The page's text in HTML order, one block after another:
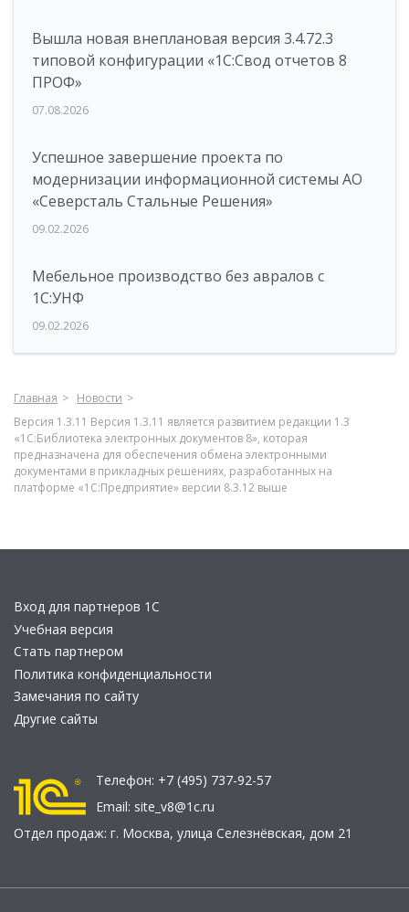
Вышла новая внеплановая версия 3.4.72.3
типовой конфигурации «1C:Свод отчетов 8
ПРОФ»
07.08.2026
Успешное завершение проекта по
модернизации информационной системы АО
«Северсталь Стальные Решения»
09.02.2026
Мебельное производство без авралов с
1С:УНФ
09.02.2026
Главная
Новости
Версия 1.3.11 Версия 1.3.11 является развитием редакции 1.3
«1С:Библиотека электронных документов 8», которая
предназначена для обеспечения обмена электронными
документами в прикладных решениях, разработанных на
платформе «1С:Предприятие» версии 8.3.12 выше
Вход для партнеров 1С
Учебная версия
Стать партнером
Политика конфиденциальности
Замечания по сайту
Другие сайты
Телефон: +7 (495) 737-92-57
Email: site_v8@1c.ru
Отдел продаж: г. Москва, улица Селезнёвская, дом 21